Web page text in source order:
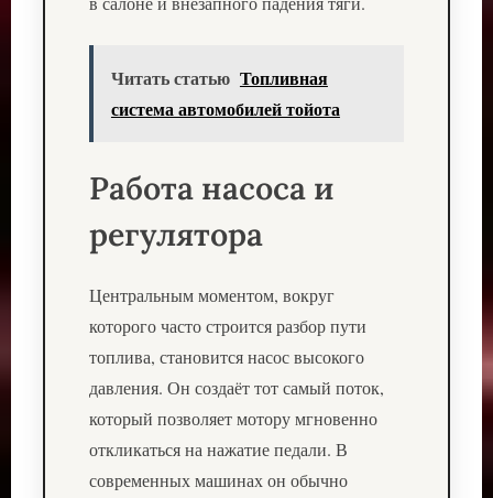
Читать статью Топливная
система автомобилей тойота
Работа насоса и
регулятора
Центральным моментом, вокруг
которого часто строится разбор пути
топлива, становится насос высокого
давления. Он создаёт тот самый поток,
который позволяет мотору мгновенно
откликаться на нажатие педали. В
современных машинах он обычно